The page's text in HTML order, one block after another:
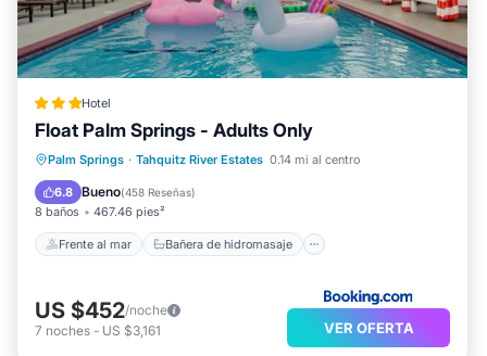
Hotel
Float Palm Springs - Adults Only
Palm Springs · Tahquitz River Estates 0.14 mi al centro
6.8 Bueno(458 Reseñas)
8 baños 467.46 pies²
Frente al mar Bañera de hidromasaje
Frente al mar
Bañera de hidromasaje
Aparcamiento
US $452/noche
7 noches - US $3,161 VER OFERTA